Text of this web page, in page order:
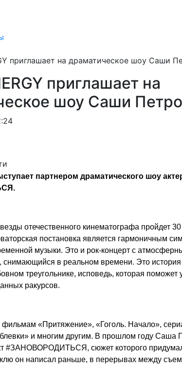
приглашает на драматическое шоу Саши
приглашает на
шоу Саши
партнером драматического шоу
отечественного кинематографа пройдет
постановка является гармоничным
музыки. Это и рок-концерт с
в реальном времени. Это история
треугольнике, исповедь, которая поможет
ракурсов.
фильмам «Притяжение», «Гоголь. Начало»,
и многим другим. В прошлом году Саша
#ЗАНОВОРОДИТЬСЯ, сюжет которого
он написал раньше, в перерывах между